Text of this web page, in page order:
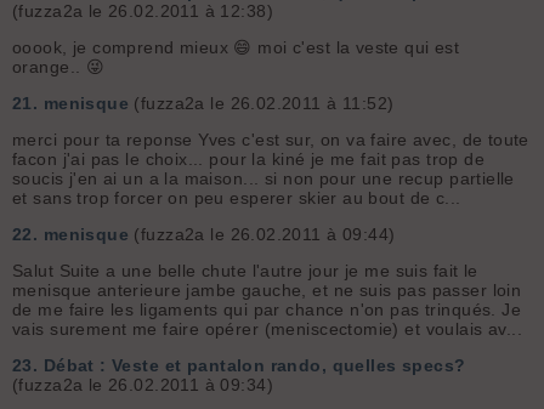
(fuzza2a le 26.02.2011 à 12:38)
ooook, je comprend mieux 😄 moi c'est la veste qui est
orange.. 😜
21. menisque (fuzza2a le 26.02.2011 à 11:52)
merci pour ta reponse Yves c'est sur, on va faire avec, de toute
facon j'ai pas le choix... pour la kiné je me fait pas trop de
soucis j'en ai un a la maison... si non pour une recup partielle
et sans trop forcer on peu esperer skier au bout de c...
22. menisque (fuzza2a le 26.02.2011 à 09:44)
Salut Suite a une belle chute l'autre jour je me suis fait le
menisque anterieure jambe gauche, et ne suis pas passer loin
de me faire les ligaments qui par chance n'on pas trinqués. Je
vais surement me faire opérer (meniscectomie) et voulais av...
23. Débat : Veste et pantalon rando, quelles specs?
(fuzza2a le 26.02.2011 à 09:34)